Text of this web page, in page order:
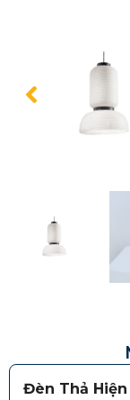
Đèn Thả